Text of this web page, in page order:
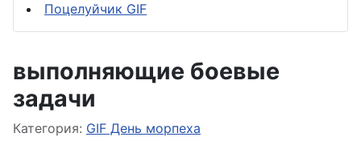
Поцелуйчик GIF
выполняющие боевые
задачи
Информация о материале
Категория: GIF День морпеха